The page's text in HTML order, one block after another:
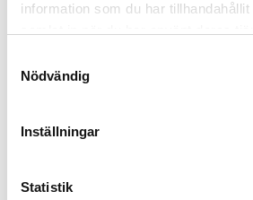
information som du har
Nödvändig
Inställningar
Statistik
Cykeltillbehör
SRAM NX PG-1230 11-50 12s